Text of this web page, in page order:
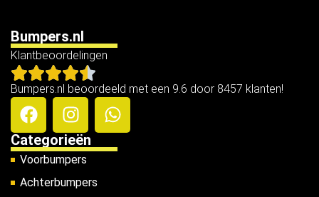
Bumpers.nl
Klantbeoordelingen
Bumpers.nl beoordeeld met een 9.6 door 8457 klanten!
Categorieën
Voorbumpers
Achterbumpers